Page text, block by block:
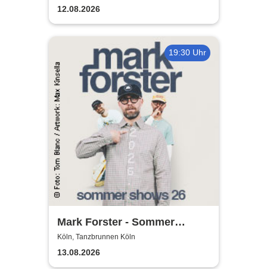
12.08.2026
19:30 Uhr
Mark Forster - Sommer
Shows 2026
Köln, Tanzbrunnen Köln
13.08.2026